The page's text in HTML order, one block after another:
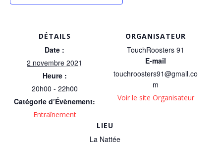
DÉTAILS
Date :
2 novembre 2021
Heure :
20h00 - 22h00
Catégorie d’Évènement:
Entraînement
LIEU
La Nattée
ORGANISATEUR
TouchRoosters 91
E-mail
touchroosters91@gmail.co
m
Voir le site Organisateur